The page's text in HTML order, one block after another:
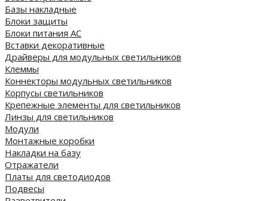
Базы накладные
Блоки защиты
Блоки питания AC
Вставки декоративные
Драйверы для модульных светильников
Клеммы
Коннекторы модульных светильников
Корпусы светильников
Крепежные элементы для светильников
Линзы для светильников
Модули
Монтажные коробки
Накладки на базу
Отражатели
Платы для светодиодов
Подвесы